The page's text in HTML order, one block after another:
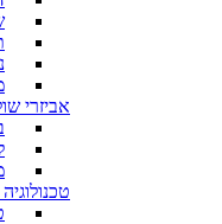
אביזרי